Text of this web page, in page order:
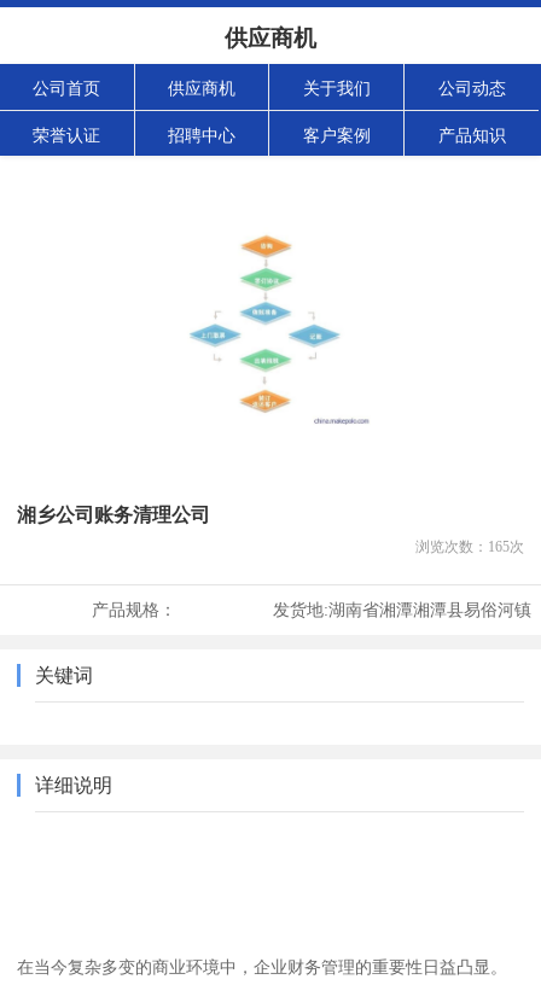
供应商机
公司首页 供应商机 关于我们 公司动态
荣誉认证 招聘中心 客户案例 产品知识
湘乡公司账务清理公司
浏览次数： 165次
产品规格： 发货地:湖南省湘潭湘潭县易俗河镇
关键词
详细说明
在当今复杂多变的商业环境中，企业财务管理的重要性日益凸显。